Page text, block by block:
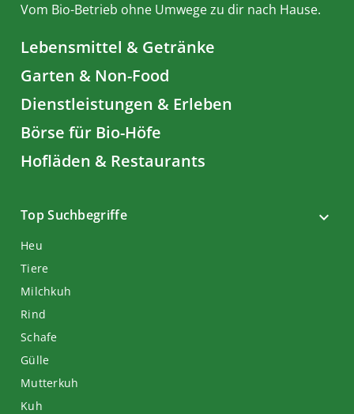
Vom Bio-Betrieb ohne Umwege zu dir nach Hause.
Lebensmittel & Getränke
Garten & Non-Food
Dienstleistungen & Erleben
Börse für Bio-Höfe
Hofläden & Restaurants
Top Suchbegriffe
Heu
Tiere
Milchkuh
Rind
Schafe
Gülle
Mutterkuh
Kuh